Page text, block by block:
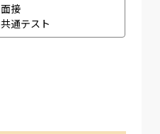
面接
共通テスト